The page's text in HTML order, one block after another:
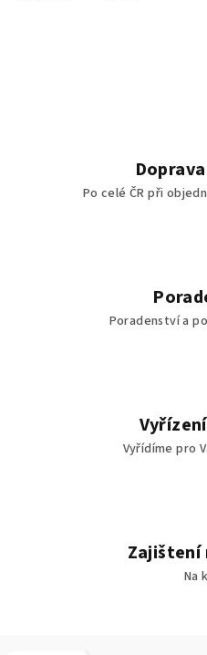
Po celé ČR při
Poradenství a
Vyřídíme pro
Zajištení
Na